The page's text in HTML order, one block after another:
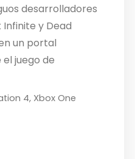
desarrolladores
Infinite y Dead
un portal
juego de
PlayStation 4,
de mayo como
juego se ha
4, Xbox One